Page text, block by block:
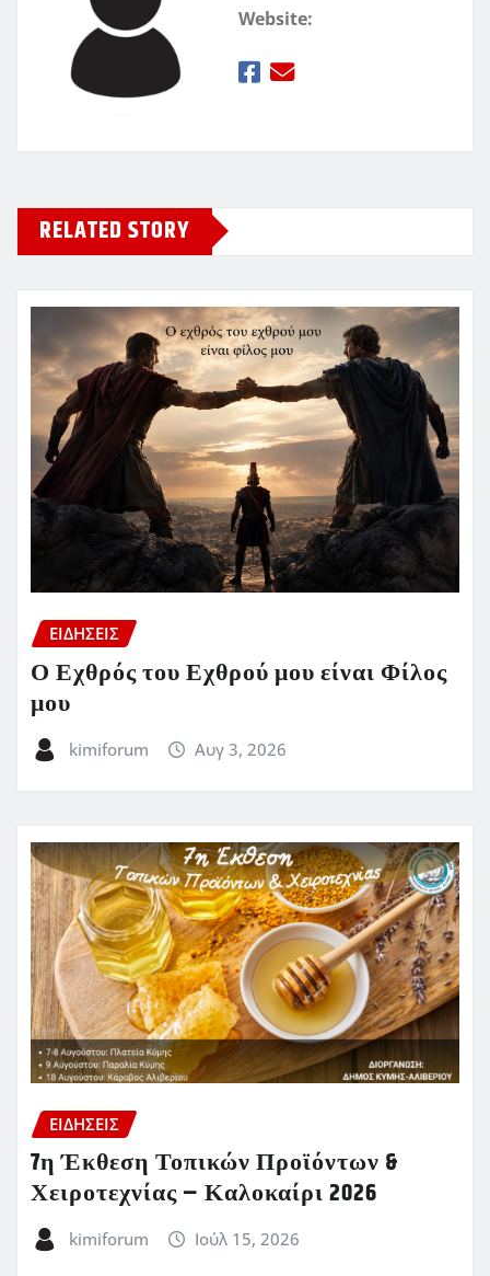
Website:
RELATED STORY
ΕΙΔΗΣΕΙΣ
Ο Εχθρός του Εχθρού μου είναι Φίλος
μου
kimiforum Αυγ 3, 2026
ΕΙΔΗΣΕΙΣ
7η Έκθεση Τοπικών Προϊόντων &
Χειροτεχνίας – Καλοκαίρι 2026
kimiforum Ιούλ 15, 2026